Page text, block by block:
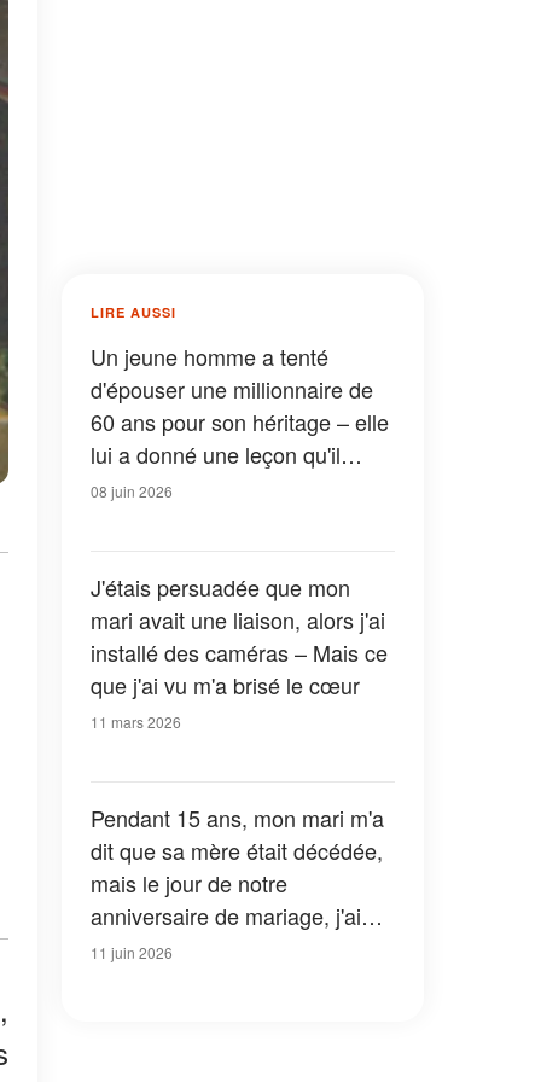
LIRE AUSSI
Un jeune homme a tenté
d'épouser une millionnaire de
60 ans pour son héritage – elle
lui a donné une leçon qu'il
n'oubliera jamais
08 juin 2026
J'étais persuadée que mon
mari avait une liaison, alors j'ai
installé des caméras – Mais ce
que j'ai vu m'a brisé le cœur
11 mars 2026
Pendant 15 ans, mon mari m'a
dit que sa mère était décédée,
mais le jour de notre
anniversaire de mariage, j'ai
découvert la vérité choquante
11 juin 2026